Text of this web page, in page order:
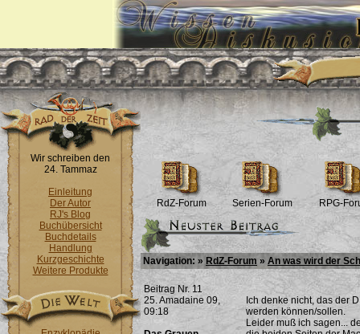
Wir schreiben den
24. Tammaz
Einleitung
Der Autor
RJ's Blog
Buchübersicht
Buchdetails
Handlung
Kurzgeschichte
Weitere Produkte
RdZ-Forum Serien-Forum RPG-
Navigation: » RdZ-Forum » An was wird der
Beitrag Nr. 11
25. Amadaine 09,
09:18
Ich denke nicht, das der
werden können/sollen.
Leider muß ich sagen...